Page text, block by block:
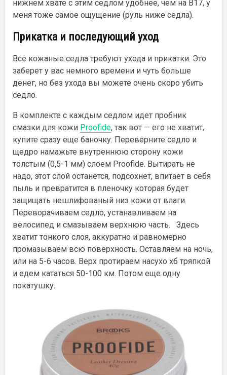
нижнем хвате с этим седлом удобнее, чем на B17, у
меня тоже самое ощущение (руль ниже седла).
Прикатка и последующий уход
Все кожаные седла требуют ухода и прикатки. Это
заберет у вас немного времени и чуть больше
денег, но без ухода вы можете очень скоро убить
седло.
В комплекте с каждым седлом идет пробник
смазки для кожи Proofide, так вот — его не хватит,
купите сразу еще баночку. Переверните седло и
щедро намажьте внутреннюю сторону кожи
толстым (0,5-1 мм) слоем Proofide. Вытирать не
надо, этот слой останется, подсохнет, впитает в себя
пыль и превратится в пленочку которая будет
защищать нешлифованый низ кожи от влаги.
Переворачиваем седло, устанавливаем на
велосипед и смазываем верхнюю часть. Здесь
хватит тонкого слоя, аккуратно и равномерно
промазываем всю поверхность. Оставляем на ночь,
или на 5-6 часов. Верх протираем насухо хб тряпкой
и едем кататься 50-100 км. Потом еще одну
покатушку.